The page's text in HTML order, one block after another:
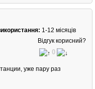
1-12 місяців
Відгук корисний?
0
уже пару раз